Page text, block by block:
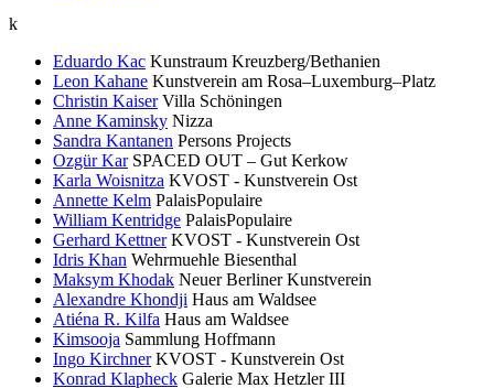
k
Eduardo Kac Kunstraum Kreuzberg/Bethanien
Leon Kahane Kunstverein am Rosa–Luxemburg–Platz
Christin Kaiser Villa Schöningen
Anne Kaminsky Nizza
Sandra Kantanen Persons Projects
Ozgür Kar SPACED OUT – Gut Kerkow
Karla Woisnitza KVOST - Kunstverein Ost
Annette Kelm PalaisPopulaire
William Kentridge PalaisPopulaire
Gerhard Kettner KVOST - Kunstverein Ost
Idris Khan Wehrmuehle Biesenthal
Maksym Khodak Neuer Berliner Kunstverein
Alexandre Khondji Haus am Waldsee
Atiéna R. Kilfa Haus am Waldsee
Kimsooja Sammlung Hoffmann
Ingo Kirchner KVOST - Kunstverein Ost
Konrad Klapheck Galerie Max Hetzler III